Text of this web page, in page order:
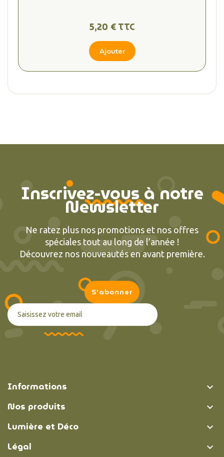
5,20 € TTC
Ajouter
Inscrivez-vous à notre
Newsletter
Ne ratez plus nos promotions et nos offres
spéciales tout au long de l’année !
Découvrez nos nouveautés en avant première.
Informations 
Nos produits 
Lumière et Déco 
Légal 